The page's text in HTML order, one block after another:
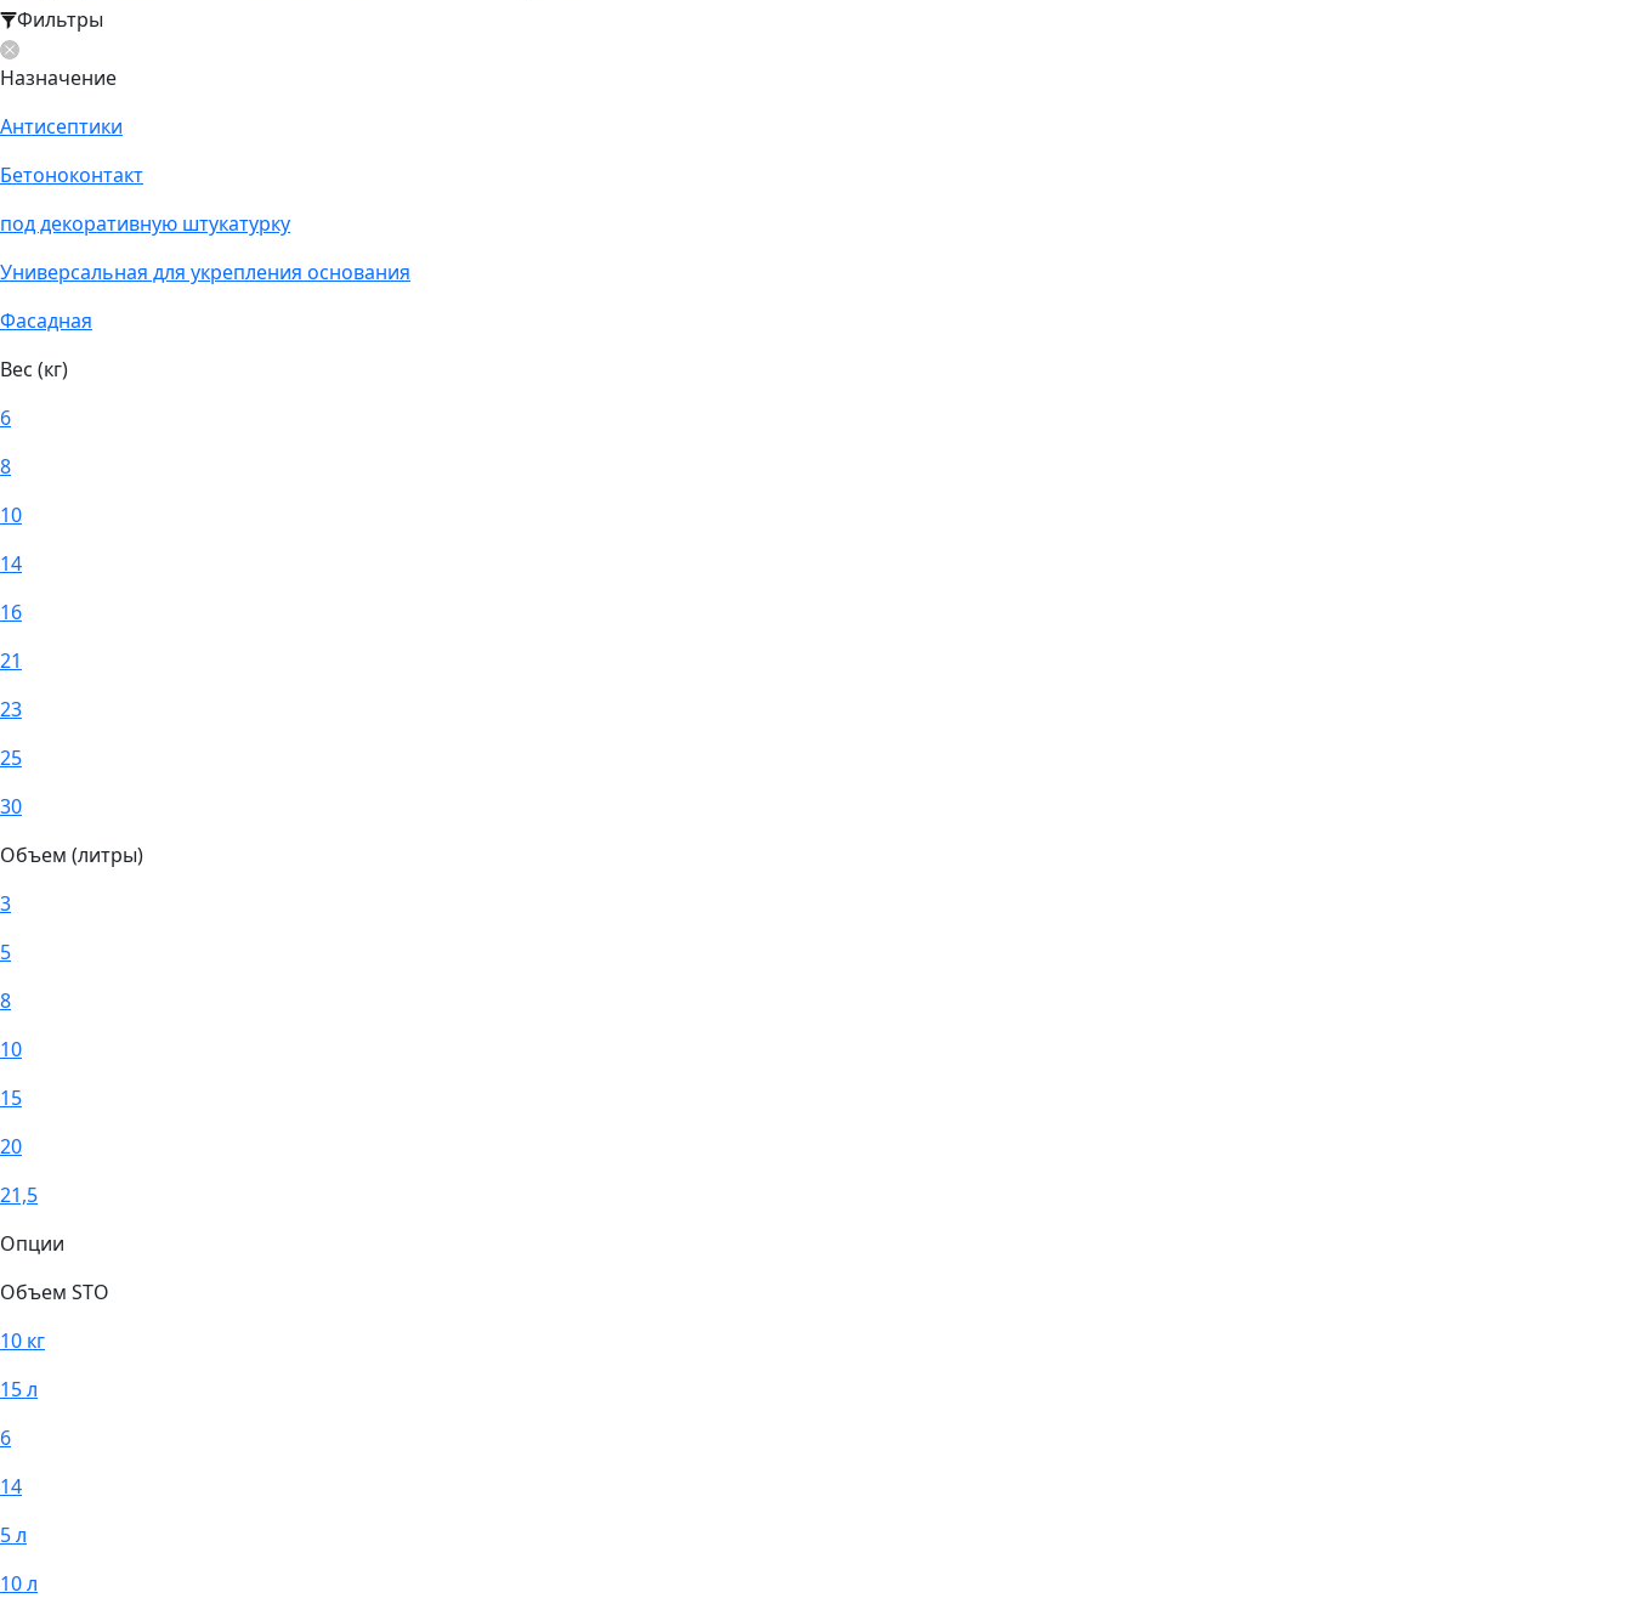
Фильтры
Назначение
Антисептики
Бетоноконтакт
под декоративную штукатурку
Универсальная для укрепления основания
Фасадная
Вес (кг)
6
8
10
14
16
21
23
25
30
Объем (литры)
3
5
8
10
15
20
21,5
Опции
Объем STO
10 кг
15 л
6
14
5 л
10 л